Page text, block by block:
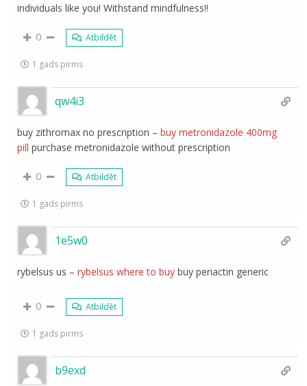
individuals like you! Withstand mindfulness!!
0 Atbildēt
1 gads pirms
qw4i3
buy zithromax no prescription –buy metronidazole 400mg
pill purchase metronidazole without prescription
0 Atbildēt
1 gads pirms
1e5w0
rybelsus us –rybelsus where to buy buy periactin generic
0 Atbildēt
1 gads pirms
b9exd